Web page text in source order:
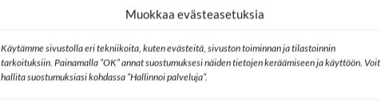
Muokkaa evästeasetuksia
Käytämme sivustolla eri tekniikoita, kuten evästeitä, sivuston toiminnan ja tilastoinnin
tarkoituksiin. Painamalla ”OK” annat suostumuksesi näiden tietojen keräämiseen ja käyttöön. Voit
hallita suostumuksiasi kohdassa ”Hallinnoi palveluja”.
Turkista (TWR)